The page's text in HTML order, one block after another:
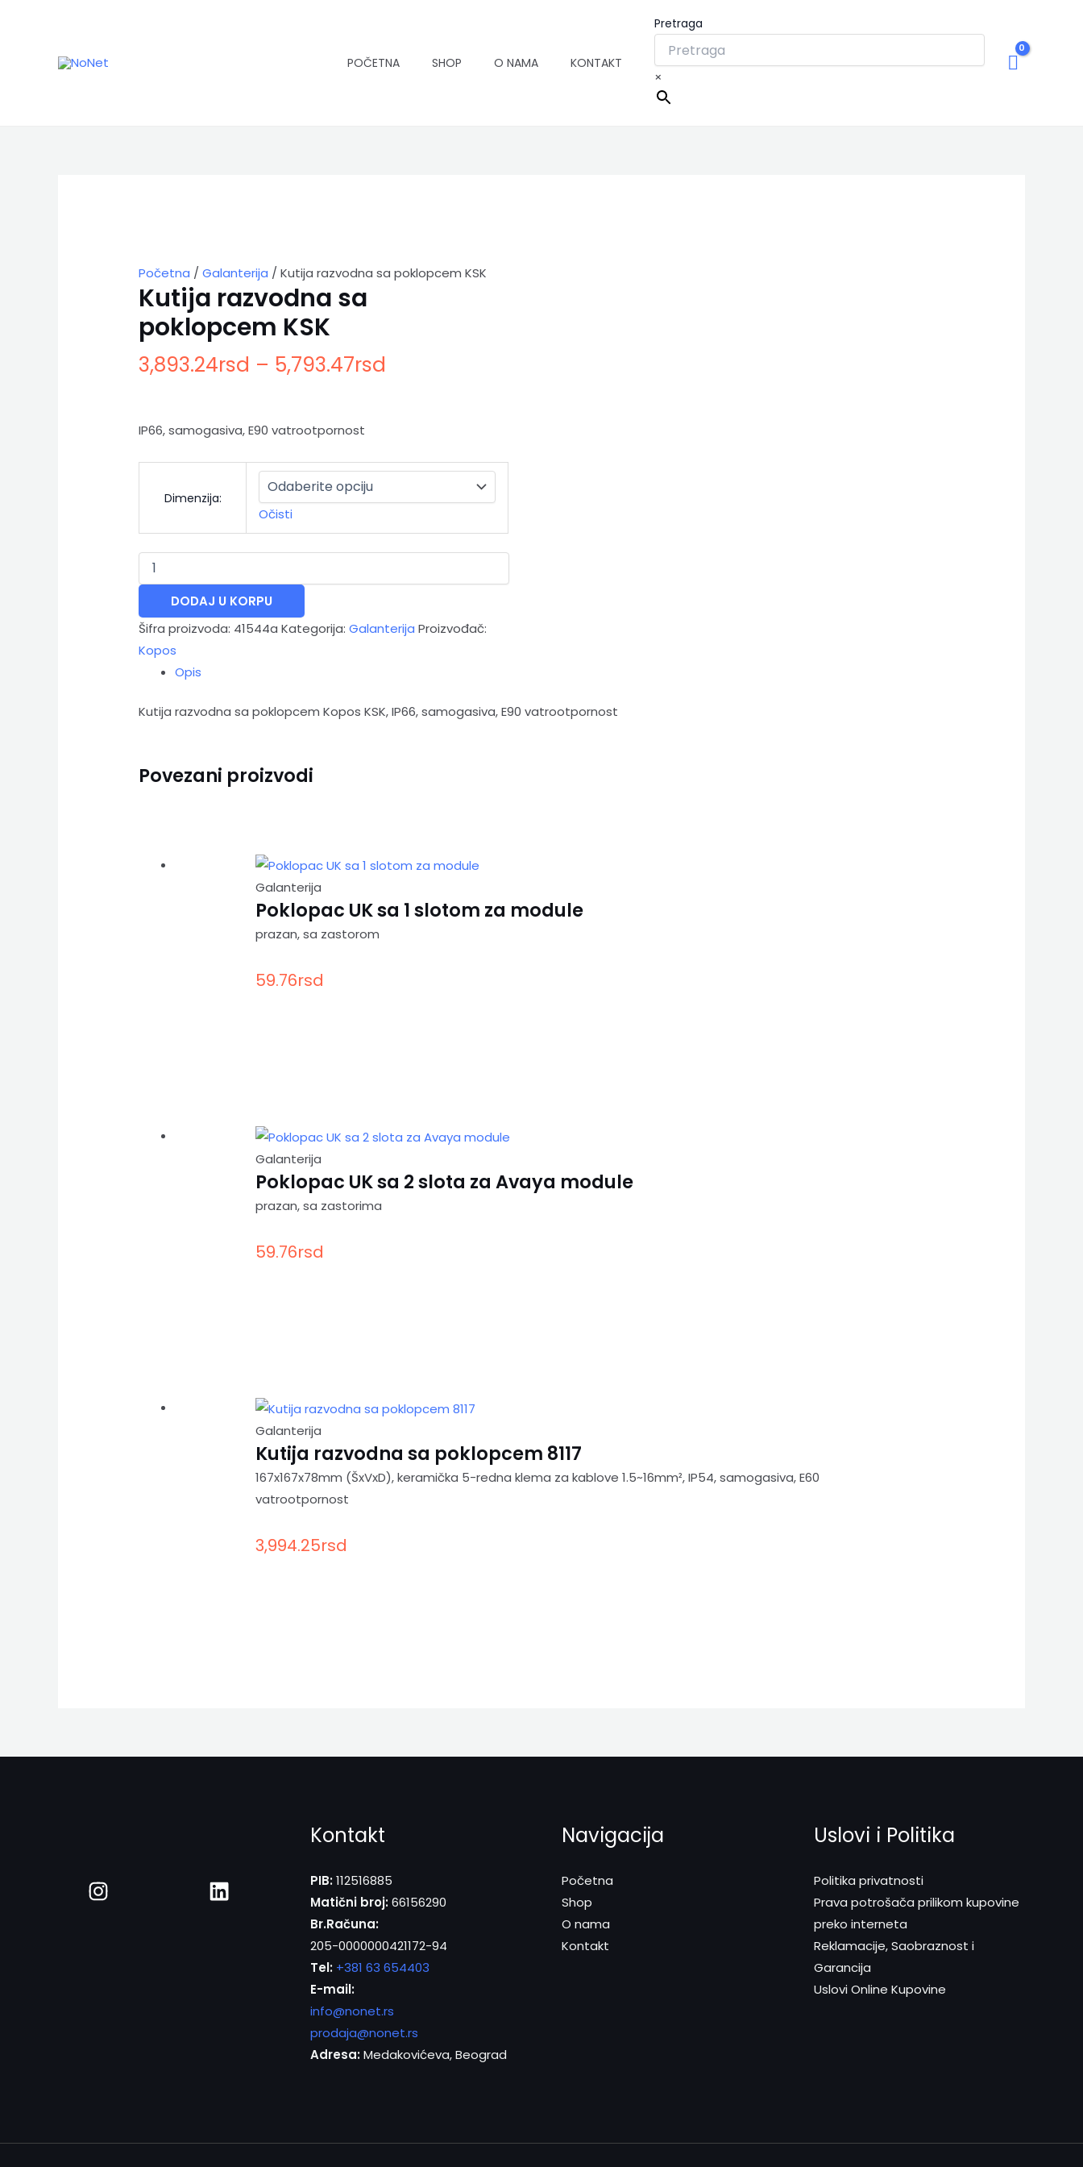
POČETNA SHOP O NAMA KONTAKT
Pretraga
×
Početna /Galanterija / Kutija razvodna sa poklopcem KSK
Kutija razvodna sa
poklopcem KSK
3,893.24rsd – 5,793.47rsd
IP66, samogasiva, E90 vatrootpornost
Dimenzija:
Očisti
DODAJ U KORPU
Šifra proizvoda: 41544a Kategorija:Galanterija Proizvođač:
Kopos
Opis
Kutija razvodna sa poklopcem Kopos KSK, IP66, samogasiva, E90 vatrootpornost
Povezani proizvodi
Galanterija
Poklopac UK sa 1 slotom za module
prazan, sa zastorom
59.76rsd
Galanterija
Poklopac UK sa 2 slota za Avaya module
prazan, sa zastorima
59.76rsd
Galanterija
Kutija razvodna sa poklopcem 8117
167x167x78mm (ŠxVxD), keramička 5-redna klema za kablove 1.5~16mm², IP54, samogasiva, E60
vatrootpornost
3,994.25rsd
Kontakt
PIB:112516885
Matični broj:66156290
Br.Računa:
205-0000000421172-94
Tel: +381 63 654403
E-mail:
info@nonet.rs
prodaja@nonet.rs
Adresa:Medakovićeva, Beograd
Navigacija
Početna
Shop
O nama
Kontakt
Uslovi i Politika
Politika privatnosti
Prava potrošača prilikom kupovine
preko interneta
Reklamacije, Saobraznost i
Garancija
Uslovi Online Kupovine